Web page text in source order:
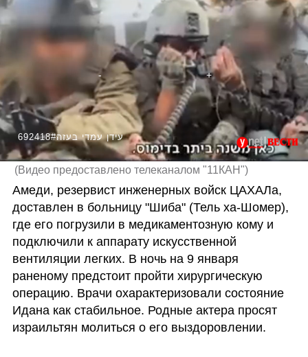
692418#עידן עמדי בעזה
(Видео предоставлено телеканалом "11КАН")
Амеди, резервист инженерных войск ЦАХАЛа,
доставлен в больницу "Шиба" (Тель ха-Шомер),
где его погрузили в медикаментозную кому и
подключили к аппарату искусственной
вентиляции легких. В ночь на 9 января
раненому предстоит пройти хирургическую
операцию. Врачи охарактеризовали состояние
Идана как стабильное. Родные актера просят
израильтян молиться о его выздоровлении.